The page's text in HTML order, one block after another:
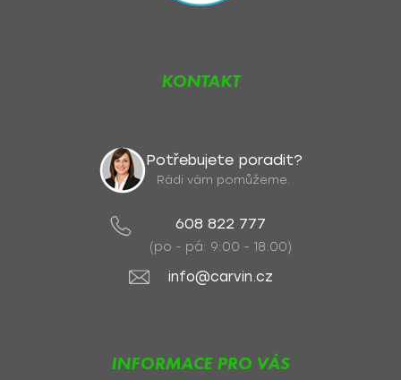
KONTAKT
Potřebujete poradit?
Rádi vám pomůžeme.
608 822 777
(po - pá: 9:00 - 18:00)
info@carvin.cz
INFORMACE PRO VÁS